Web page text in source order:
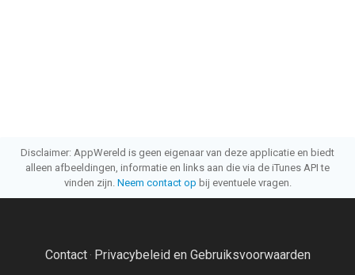
Disclaimer: AppWereld is geen eigenaar van deze applicatie en biedt
alleen afbeeldingen, informatie en links aan die via de iTunes API te
vinden zijn. Neem contact op bij eventuele vragen.
Contact· Privacybeleid en Gebruiksvoorwaarden